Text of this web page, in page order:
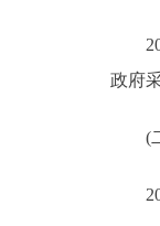
政府
(二)